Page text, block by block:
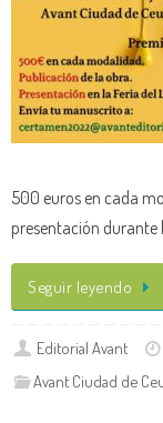
500 euros en cada
presentación durante
Seguir leyendo
Editorial Avant
Avant Ciudad de